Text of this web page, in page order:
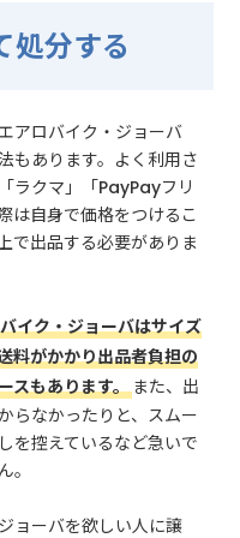
処分する
アロバイク・ジョーバ
もあります。よく利用さ
ラクマ」「PayPayフリ
は自身で価格をつけるこ
で出品する必要がありま
イク・ジョーバはサイズ
料がかかり出品者負担の
スもあります。また、出
らなかったりと、スムー
を控えているなど急いで
。
ョーバを欲しい人に譲